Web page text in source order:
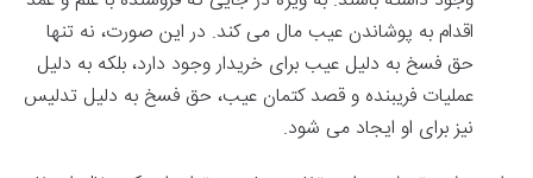
اقدام به پوشاندن عیب مال می کند. در این صورت، نه تنها
حق فسخ به دلیل عیب برای خریدار وجود دارد، بلکه به دلیل
عملیات فریبنده و قصد کتمان عیب، حق فسخ به دلیل تدلیس
نیز برای او ایجاد می شود.